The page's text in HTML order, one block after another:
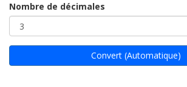
Nombre de décimales
Convert (Automatique)